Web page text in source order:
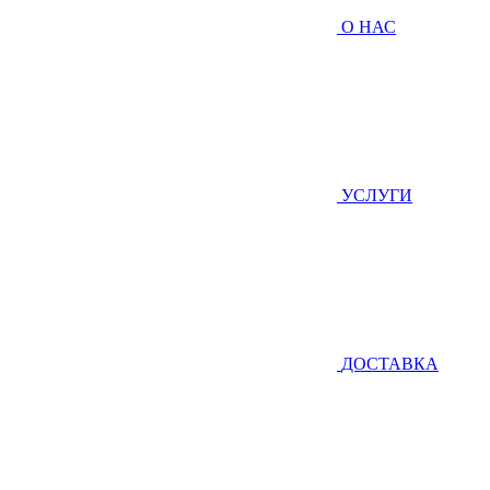
О НАС
УСЛУГИ
ДОСТАВКА